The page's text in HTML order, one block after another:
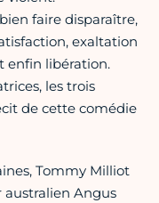
faire disparaître,
exaltation
enfin libération.
les trois
de cette comédie
Tommy Milliot
australien Angus